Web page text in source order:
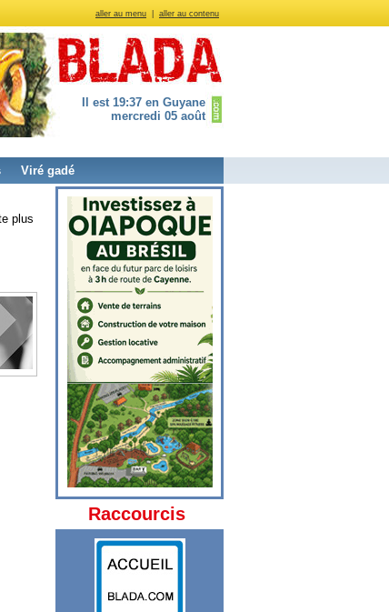
aller au menu aller au contenu
Il est 19:37 en Guyane
mercredi 05 août
Viré gadé
plus
Raccourcis